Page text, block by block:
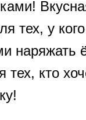
тех, у
наряжать
тех, кто